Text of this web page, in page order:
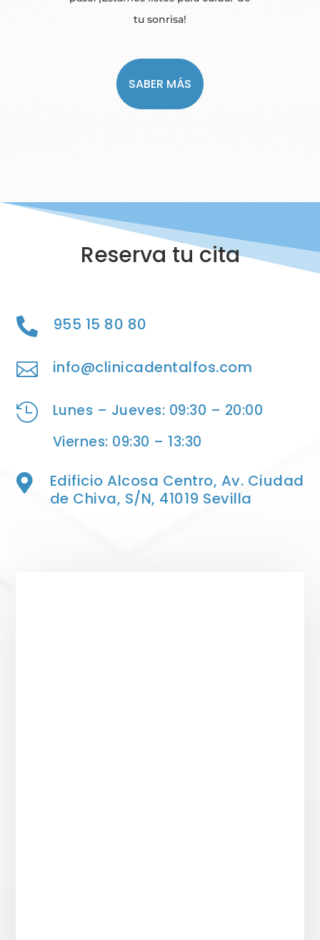
tu sonrisa!
SABER MÁS
Reserva tu cita
 955 15 80 80
 info@clinicadentalfos.com

Lunes – Jueves: 09:30 – 20:00
Viernes: 09:30 – 13:30

Edificio Alcosa Centro, Av. Ciudad
de Chiva, S/N, 41019 Sevilla